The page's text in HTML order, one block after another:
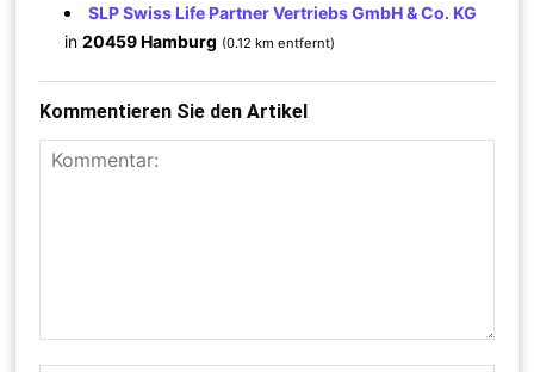
SLP Swiss Life Partner Vertriebs GmbH & Co. KG
in20459 Hamburg (0.12 km entfernt)
Kommentieren Sie den Artikel